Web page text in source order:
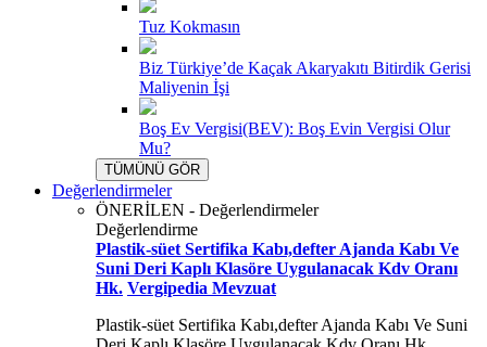
Tuz Kokmasın
Biz Türkiye’de Kaçak Akaryakıtı Bitirdik Gerisi
Maliyenin İşi
Boş Ev Vergisi(BEV): Boş Evin Vergisi Olur
Mu?
TÜMÜNÜ GÖR
Değerlendirmeler
ÖNERİLEN - Değerlendirmeler
Değerlendirme
Plastik-süet Sertifika Kabı,defter Ajanda Kabı Ve
Suni Deri Kaplı Klasöre Uygulanacak Kdv Oranı
Hk. Vergipedia Mevzuat
Plastik-süet Sertifika Kabı,defter Ajanda Kabı Ve Suni